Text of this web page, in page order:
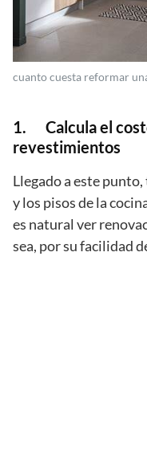
cuanto cuesta reformar
1. Calcula el
revestimientos
Llegado a este
y los pisos de la
es natural ver
sea, por su facilidad